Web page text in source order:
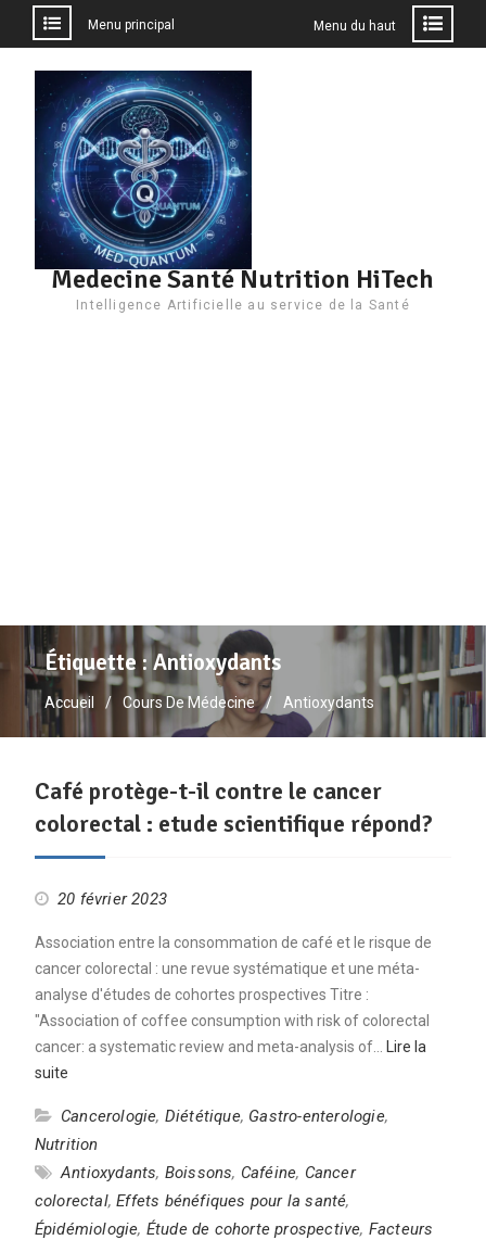
contenu
Menu principal Menu du haut
Medecine Santé Nutrition HiTech
Intelligence Artificielle au service de la Santé
Étiquette :Antioxydants
Accueil Cours De Médecine Antioxydants
Café protège-t-il contre le cancer
colorectal : etude scientifique répond?
20 février 2023
Association entre la consommation de café et le risque de
cancer colorectal : une revue systématique et une méta-
analyse d'études de cohortes prospectives Titre :
"Association of coffee consumption with risk of colorectal
cancer: a systematic review and meta-analysis of…
Lire la
suite
Cancerologie, Diététique, Gastro-enterologie,
Nutrition
Antioxydants, Boissons, Caféine, Cancer
colorectal,Effets bénéfiques pour la santé,
Épidémiologie, Étude de cohorte prospective, Facteurs